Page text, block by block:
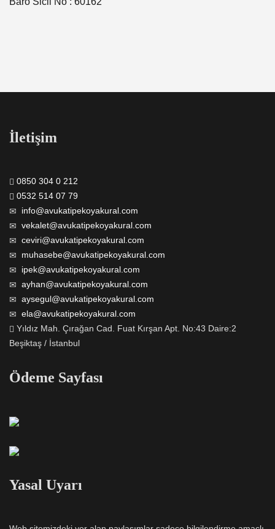
İletişim
0850 304 0 212
0532 514 07 79
info@avukatipekoyakural.com
vekalet@avukatipekoyakural.com
ceviri@avukatipekoyakural.com
muhasebe@avukatipekoyakural.com
ipek@avukatipekoyakural.com
ayhan@avukatipekoyakural.com
aysegul@avukatipekoyakural.com
ela@avukatipekoyakural.com
Yıldız Mah. Çırağan Cad. Fuat Kırşan Apt. No:43 Daire:2
Beşiktaş / İstanbul
Ödeme Sayfası
Yasal Uyarı